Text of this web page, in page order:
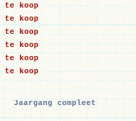
te koop
te koop
te koop
te koop
te koop
te koop
Jaargang compleet